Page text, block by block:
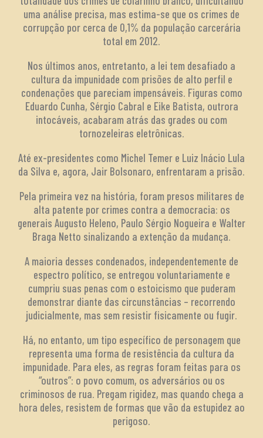
uma análise precisa, mas estima-se que os crimes de
corrupção por cerca de 0,1% da população carcerária
total em 2012.
Nos últimos anos, entretanto, a lei tem desafiado a
cultura da impunidade com prisões de alto perfil e
condenações que pareciam impensáveis. Figuras como
Eduardo Cunha, Sérgio Cabral e Eike Batista, outrora
intocáveis, acabaram atrás das grades ou com
tornozeleiras eletrônicas.
Até ex-presidentes como Michel Temer e Luiz Inácio Lula
da Silva e, agora, Jair Bolsonaro, enfrentaram a prisão.
Pela primeira vez na história, foram presos militares de
alta patente por crimes contra a democracia: os
generais Augusto Heleno, Paulo Sérgio Nogueira e Walter
Braga Netto sinalizando a extenção da mudança.
A maioria desses condenados, independentemente de
espectro político, se entregou voluntariamente e
cumpriu suas penas com o estoicismo que puderam
demonstrar diante das circunstâncias – recorrendo
judicialmente, mas sem resistir fisicamente ou fugir.
Há, no entanto, um tipo específico de personagem que
representa uma forma de resistência da cultura da
impunidade. Para eles, as regras foram feitas para os
“outros”: o povo comum, os adversários ou os
criminosos de rua. Pregam rigidez, mas quando chega a
hora deles, resistem de formas que vão da estupidez ao
perigoso.